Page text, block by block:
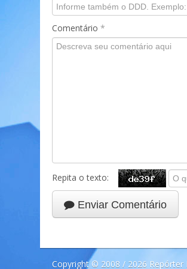
Comentário *
Repita o texto:
Enviar Comentário
Copyright © 2008 / 2026 Repórter